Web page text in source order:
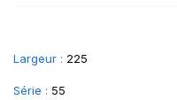
Largeur : 225
Série : 55